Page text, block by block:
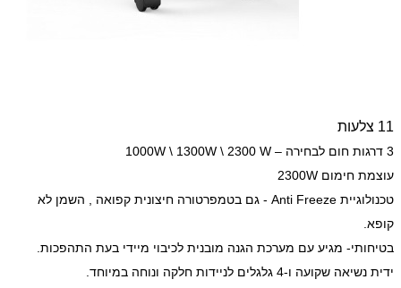
11 צלעות
3 דרגות חום לבחירה – 1000W \ 1300W \ 2300 W
עוצמת חימום 2300W
טכנולוגיית Anti Freeze - גם בטמפרטורה חיצונית קפואה , השמן לא
קופא.
בטיחותי- מגיע עם מערכת הגנה מובנית לכיבוי מיידי בעת התהפכות.
ידית נשיאה שקועה ו-4 גלגלים לניידות חלקה ונוחה במיוחד.